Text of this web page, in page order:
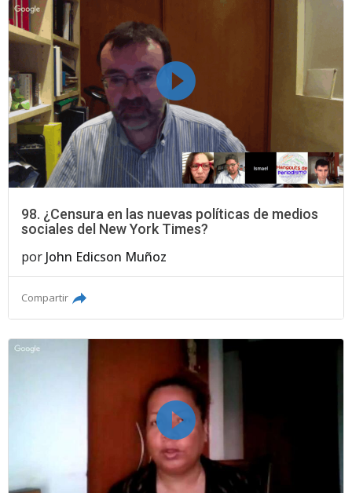
98. ¿Censura en las nuevas políticas de medios
sociales del New York Times?
por John Edicson Muñoz
Compartir